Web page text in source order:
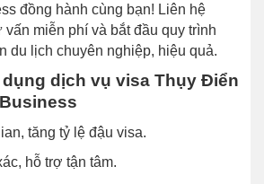
đồng hành cùng bạn! Liên hệ
miễn phí và bắt đầu quy trình
du lịch chuyên nghiệp, hiệu quả.
dịch vụ visa Thụy Điển
tăng tỷ lệ đậu visa.
hỗ trợ tận tâm.